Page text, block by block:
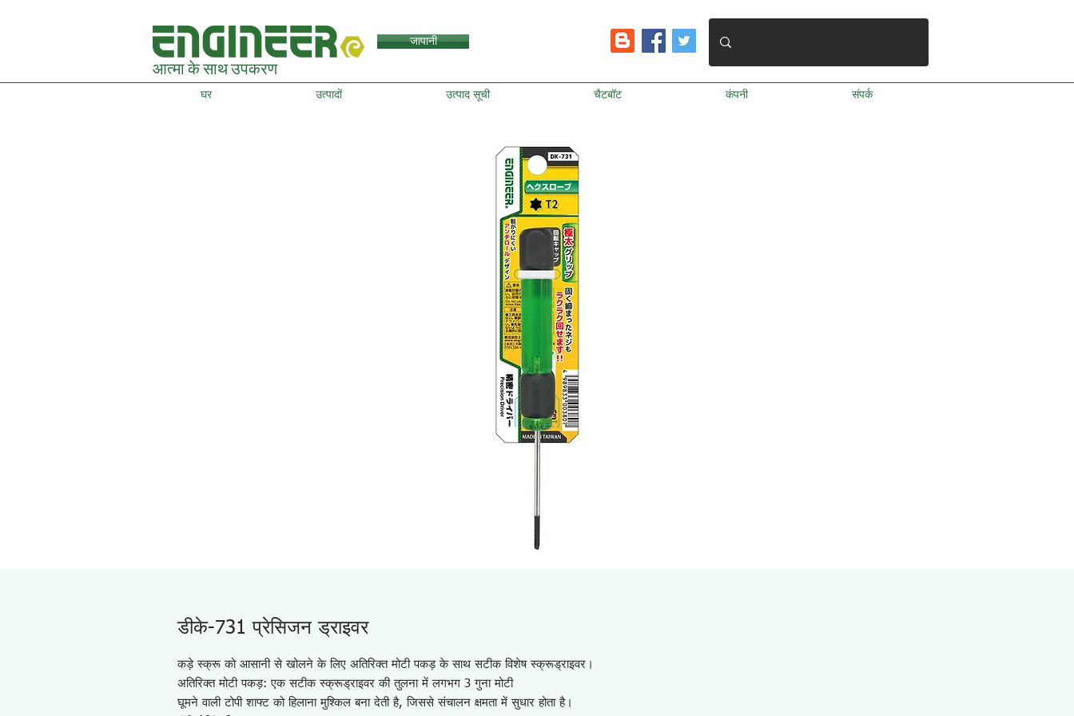
जापानी
आत्मा के साथ उपकरण
घर उत्पादों उत्पाद सूची चैटबॉट कंपनी संपर्क
डीके-731 प्रेसिजन ड्राइवर
कड़े स्क्रू को आसानी से खोलने के लिए अतिरिक्त मोटी पकड़ के साथ सटीक विशेष स्क्रूड्राइवर।
अतिरिक्त मोटी पकड़: एक सटीक स्क्रूड्राइवर की तुलना में लगभग 3 गुना मोटी
घूमने वाली टोपी शाफ्ट को हिलाना मुश्किल बना देती है, जिससे संचालन क्षमता में सुधार होता है।